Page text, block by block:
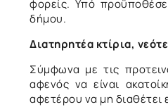
φορείς. Υπό
δήμου.
Διατηρητέα κτίρια,
Σύμφωνα με τις
αφενός να είναι
αφετέρου να μη διαθέτει